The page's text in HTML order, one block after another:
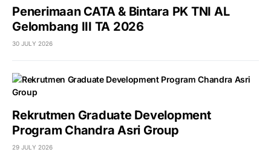
Penerimaan CATA & Bintara PK TNI AL
Gelombang III TA 2026
30 JULY 2026
Rekrutmen Graduate Development
Program Chandra Asri Group
29 JULY 2026